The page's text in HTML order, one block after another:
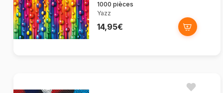
1000 pièces
Yazz
14,95€